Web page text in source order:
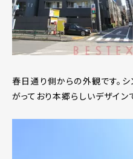
春日通り側からの外観です。
がっており本郷らしいデザイン